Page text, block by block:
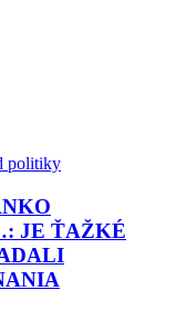
politiky
JE ŤAŽKÉ